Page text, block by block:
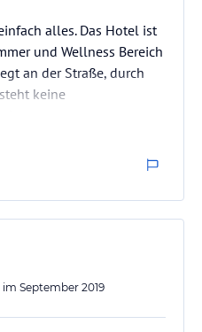
alles. Das Hotel ist
und Wellness Bereich
an der Straße, durch
keine
und wohl gefühlt,
freundlich begrüßt. Von
sind alle
Die Besitzer
für ein nettes Gespräch
Wander…
im September 2019